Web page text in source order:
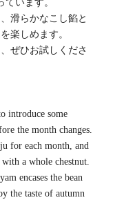
います。
滑らかなこし餡と
楽しめます。
ぜひお試しくださ
introduce some
the month changes.
for each month, and
a whole chestnut.
encases the bean
the taste of autumn